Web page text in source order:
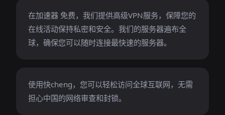
在加速器 免费，我们提供高级VPN服务，保障您的
在线活动保持私密和安全。我们的服务器遍布全
球，确保您可以随时连接最快速的服务器。
使用快cheng，您可以轻松访问全球互联网，无需
担心中国的网络审查和封锁。